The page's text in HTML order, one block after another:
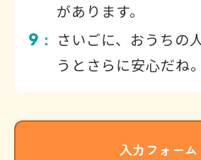
があります。
9 ：
さいごに、おうちの
うとさらに安心だね。
入力フォーム